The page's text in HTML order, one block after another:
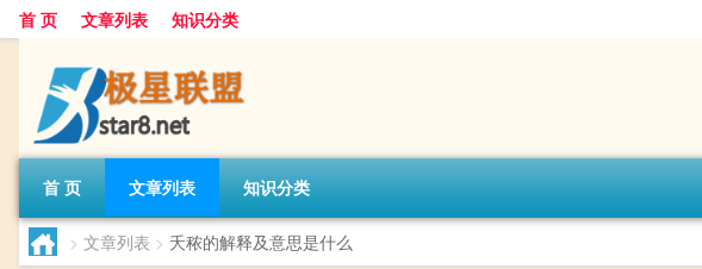
首 页 文章列表 知识分类
首 页 文章列表 知识分类
> 文章列表 > 夭秾的解释及意思是什么